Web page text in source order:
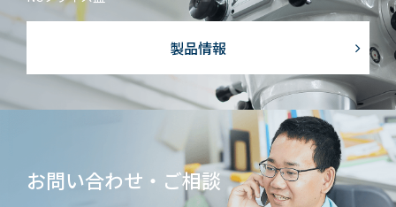
製品情報
お問い合わせ・ご相談